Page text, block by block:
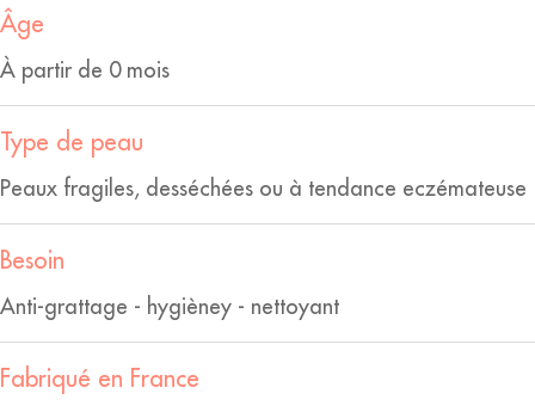
Âge
À partir de 0 mois
Type de peau
Peaux fragiles, desséchées ou à tendance eczémateuse
Besoin
Anti-grattage - hygièney - nettoyant
Fabriqué en France